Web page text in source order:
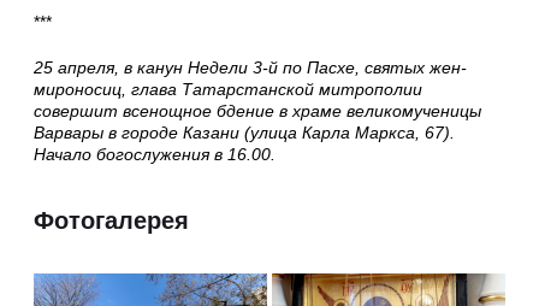
***
25 апреля, в канун Недели 3-й по Пасхе, святых жен-
мироносиц, глава Татарстанской митрополии
совершит всенощное бдение в храме великомученицы
Варвары в городе Казани (улица Карла Маркса, 67).
Начало богослужения в 16.00.
Фотогалерея